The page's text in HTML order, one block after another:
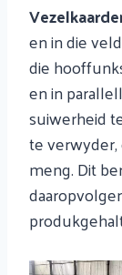
en in die
die
en in
suiwerheid
te
meng. Dit